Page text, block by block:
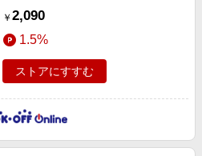
￥ 2,090
1.5%
ストアにすすむ